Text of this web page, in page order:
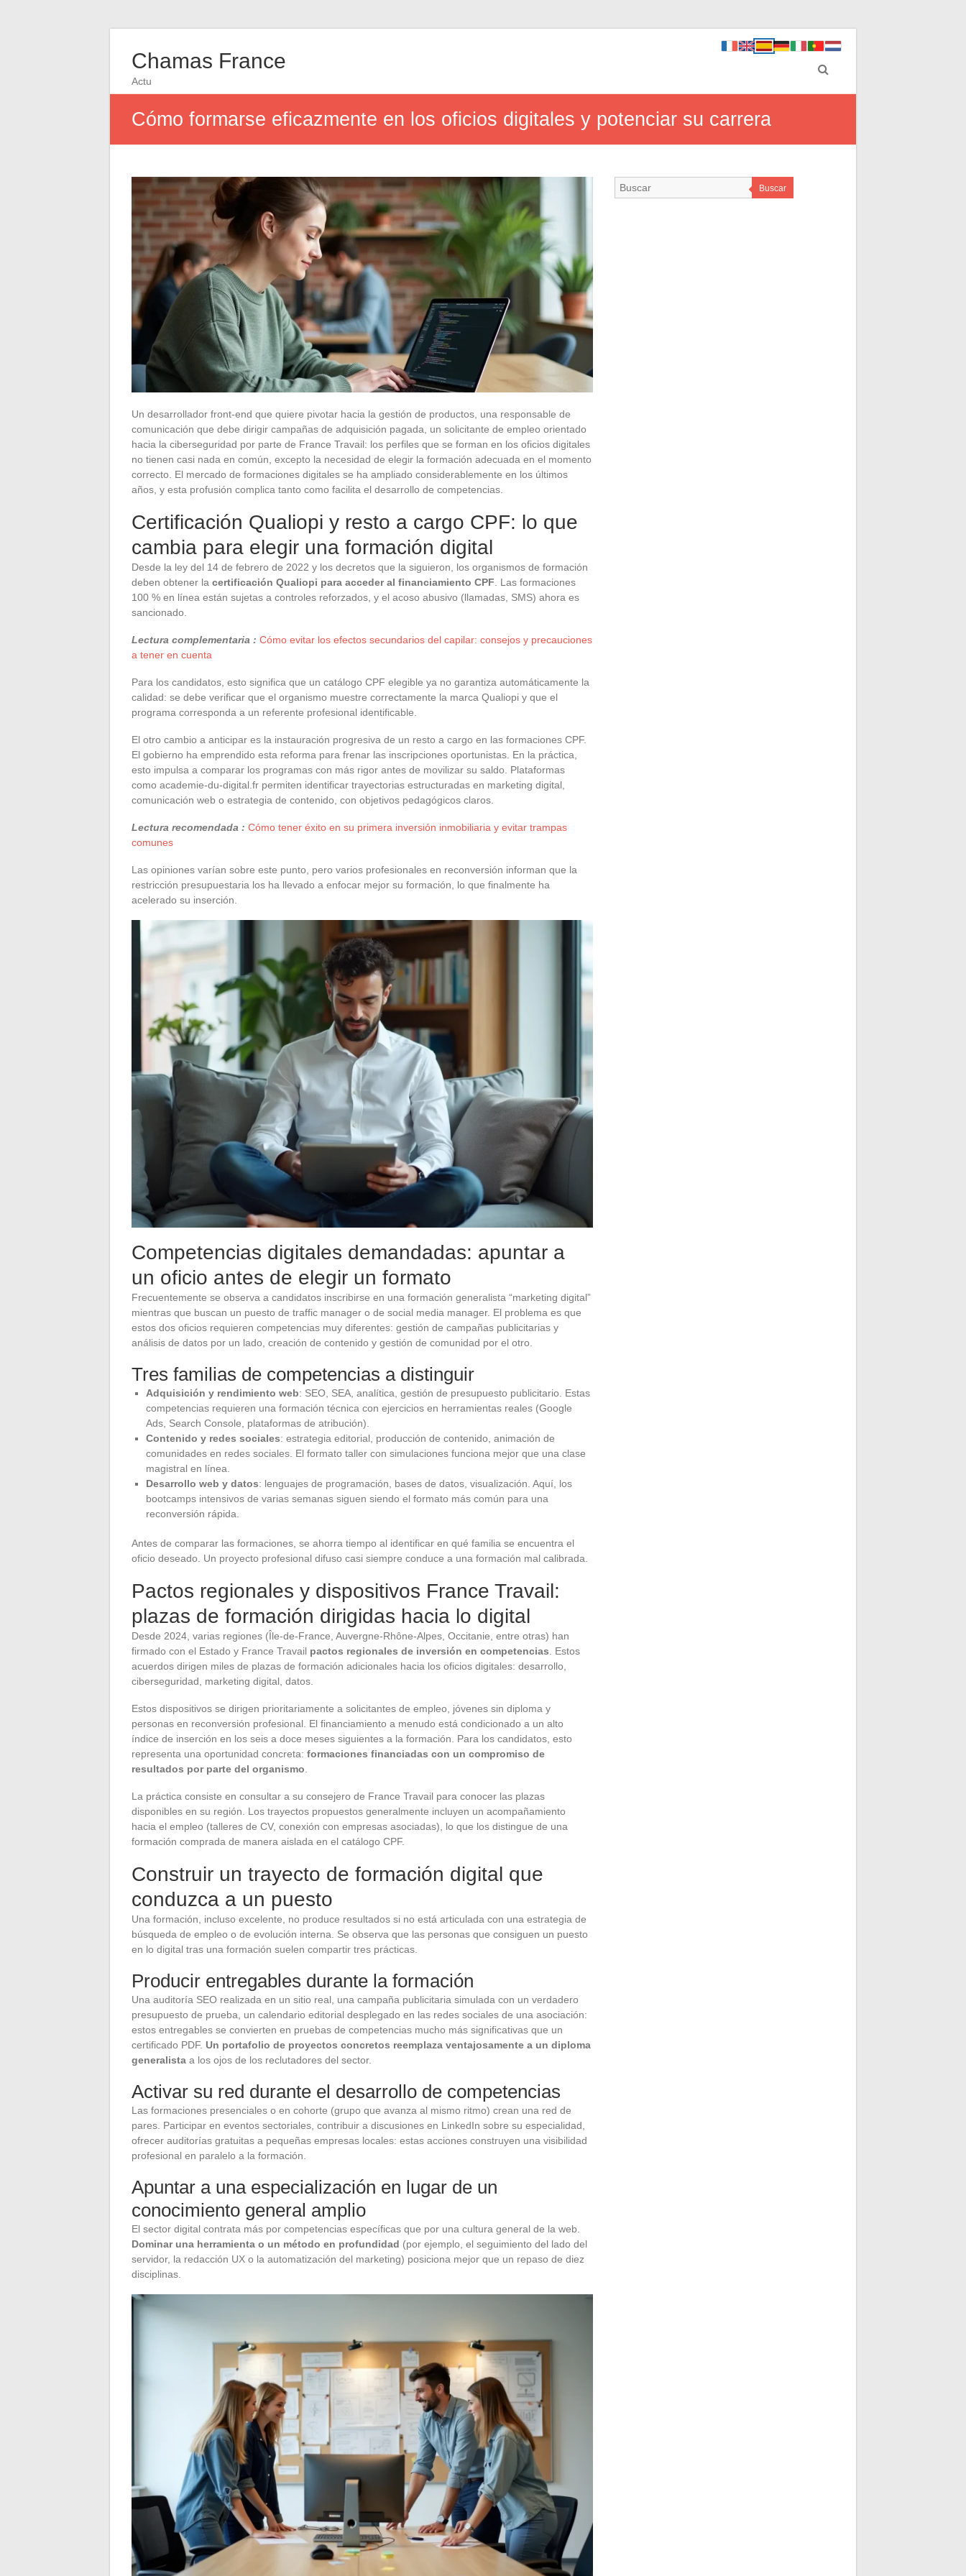
Chamas France
Actu
Cómo formarse eficazmente en los oficios digitales y potenciar su carrera
Un desarrollador front-end que quiere pivotar hacia la gestión de productos, una responsable de
comunicación que debe dirigir campañas de adquisición pagada, un solicitante de empleo orientado
hacia la ciberseguridad por parte de France Travail: los perfiles que se forman en los oficios digitales
no tienen casi nada en común, excepto la necesidad de elegir la formación adecuada en el momento
correcto. El mercado de formaciones digitales se ha ampliado considerablemente en los últimos
años, y esta profusión complica tanto como facilita el desarrollo de competencias.
Certificación Qualiopi y resto a cargo CPF: lo que
cambia para elegir una formación digital
Desde la ley del 14 de febrero de 2022 y los decretos que la siguieron, los organismos de formación
deben obtener la certificación Qualiopi para acceder al financiamiento CPF . Las formaciones
100 % en línea están sujetas a controles reforzados, y el acoso abusivo (llamadas, SMS) ahora es
sancionado.
Lectura complementaria : Cómo evitar los efectos secundarios del capilar: consejos y precauciones
a tener en cuenta
Para los candidatos, esto significa que un catálogo CPF elegible ya no garantiza automáticamente la
calidad: se debe verificar que el organismo muestre correctamente la marca Qualiopi y que el
programa corresponda a un referente profesional identificable.
El otro cambio a anticipar es la instauración progresiva de un resto a cargo en las formaciones CPF.
El gobierno ha emprendido esta reforma para frenar las inscripciones oportunistas. En la práctica,
esto impulsa a comparar los programas con más rigor antes de movilizar su saldo. Plataformas
como academie-du-digital.fr permiten identificar trayectorias estructuradas en marketing digital,
comunicación web o estrategia de contenido, con objetivos pedagógicos claros.
Lectura recomendada : Cómo tener éxito en su primera inversión inmobiliaria y evitar trampas
comunes
Las opiniones varían sobre este punto, pero varios profesionales en reconversión informan que la
restricción presupuestaria los ha llevado a enfocar mejor su formación, lo que finalmente ha
acelerado su inserción.
Competencias digitales demandadas: apuntar a
un oficio antes de elegir un formato
Frecuentemente se observa a candidatos inscribirse en una formación generalista “marketing digital”
mientras que buscan un puesto de traffic manager o de social media manager. El problema es que
estos dos oficios requieren competencias muy diferentes: gestión de campañas publicitarias y
análisis de datos por un lado, creación de contenido y gestión de comunidad por el otro.
Tres familias de competencias a distinguir
Adquisición y rendimiento web: SEO, SEA, analítica, gestión de presupuesto publicitario. Estas
competencias requieren una formación técnica con ejercicios en herramientas reales (Google
Ads, Search Console, plataformas de atribución).
Contenido y redes sociales: estrategia editorial, producción de contenido, animación de
comunidades en redes sociales. El formato taller con simulaciones funciona mejor que una clase
magistral en línea.
Desarrollo web y datos: lenguajes de programación, bases de datos, visualización. Aquí, los
bootcamps intensivos de varias semanas siguen siendo el formato más común para una
reconversión rápida.
Antes de comparar las formaciones, se ahorra tiempo al identificar en qué familia se encuentra el
oficio deseado. Un proyecto profesional difuso casi siempre conduce a una formación mal calibrada.
Pactos regionales y dispositivos France Travail:
plazas de formación dirigidas hacia lo digital
Desde 2024, varias regiones (Île-de-France, Auvergne-Rhône-Alpes, Occitanie, entre otras) han
firmado con el Estado y France Travail pactos regionales de inversión en competencias. Estos
acuerdos dirigen miles de plazas de formación adicionales hacia los oficios digitales: desarrollo,
ciberseguridad, marketing digital, datos.
Estos dispositivos se dirigen prioritariamente a solicitantes de empleo, jóvenes sin diploma y
personas en reconversión profesional. El financiamiento a menudo está condicionado a un alto
índice de inserción en los seis a doce meses siguientes a la formación. Para los candidatos, esto
representa una oportunidad concreta: formaciones financiadas con un compromiso de
resultados por parte del organismo.
La práctica consiste en consultar a su consejero de France Travail para conocer las plazas
disponibles en su región. Los trayectos propuestos generalmente incluyen un acompañamiento
hacia el empleo (talleres de CV, conexión con empresas asociadas), lo que los distingue de una
formación comprada de manera aislada en el catálogo CPF.
Construir un trayecto de formación digital que
conduzca a un puesto
Una formación, incluso excelente, no produce resultados si no está articulada con una estrategia de
búsqueda de empleo o de evolución interna. Se observa que las personas que consiguen un puesto
en lo digital tras una formación suelen compartir tres prácticas.
Producir entregables durante la formación
Una auditoría SEO realizada en un sitio real, una campaña publicitaria simulada con un verdadero
presupuesto de prueba, un calendario editorial desplegado en las redes sociales de una asociación:
estos entregables se convierten en pruebas de competencias mucho más significativas que un
certificado PDF. Un portafolio de proyectos concretos reemplaza ventajosamente a un diploma
generalista a los ojos de los reclutadores del sector.
Activar su red durante el desarrollo de competencias
Las formaciones presenciales o en cohorte (grupo que avanza al mismo ritmo) crean una red de
pares. Participar en eventos sectoriales, contribuir a discusiones en LinkedIn sobre su especialidad,
ofrecer auditorías gratuitas a pequeñas empresas locales: estas acciones construyen una visibilidad
profesional en paralelo a la formación.
Apuntar a una especialización en lugar de un
conocimiento general amplio
El sector digital contrata más por competencias específicas que por una cultura general de la web.
Dominar una herramienta o un método en profundidad (por ejemplo, el seguimiento del lado del
servidor, la redacción UX o la automatización del marketing) posiciona mejor que un repaso de diez
disciplinas.
Buscar